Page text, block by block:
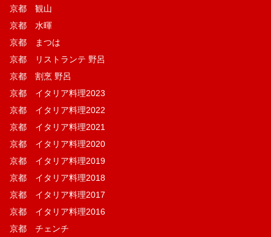
京都 観山
京都 水暉
京都 まつは
京都 リストランテ 野呂
京都 割烹 野呂
京都 イタリア料理2023
京都 イタリア料理2022
京都 イタリア料理2021
京都 イタリア料理2020
京都 イタリア料理2019
京都 イタリア料理2018
京都 イタリア料理2017
京都 イタリア料理2016
京都 チェンチ